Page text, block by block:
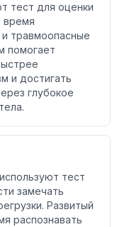
тест для оценки
время
и травмоопасные
помогает
и достигать
глубокое
тест
замечать
Развитый
распознавать